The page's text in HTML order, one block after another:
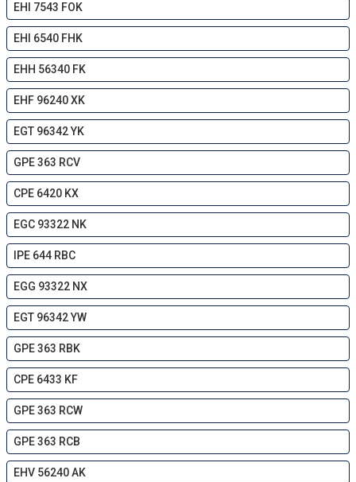
EHI 7543 FOK
EHI 6540 FHK
EHH 56340 FK
EHF 96240 XK
EGT 96342 YK
GPE 363 RCV
CPE 6420 KX
EGC 93322 NK
IPE 644 RBC
EGG 93322 NX
EGT 96342 YW
GPE 363 RBK
CPE 6433 KF
GPE 363 RCW
GPE 363 RCB
EHV 56240 AK